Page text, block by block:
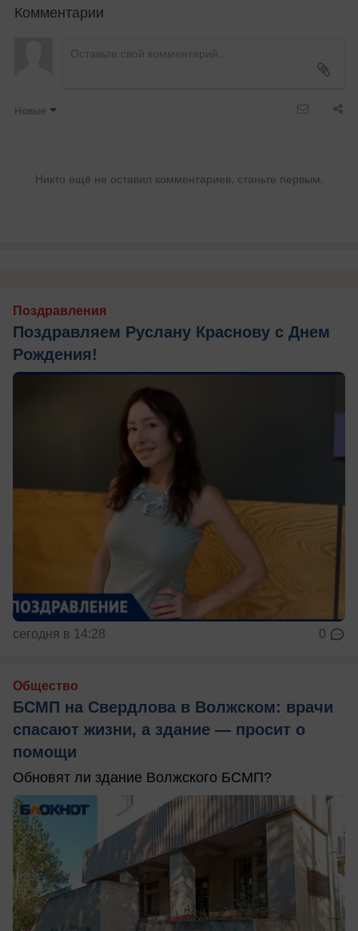
Комментарии
Новые
Никто ещё не оставил комментариев, станьте первым.
Поздравления
Поздравляем Руслану Краснову с Днем
Рождения!
сегодня в 14:28 0
Общество
БСМП на Свердлова в Волжском: врачи
спасают жизни, а здание — просит о
помощи
Обновят ли здание Волжского БСМП?